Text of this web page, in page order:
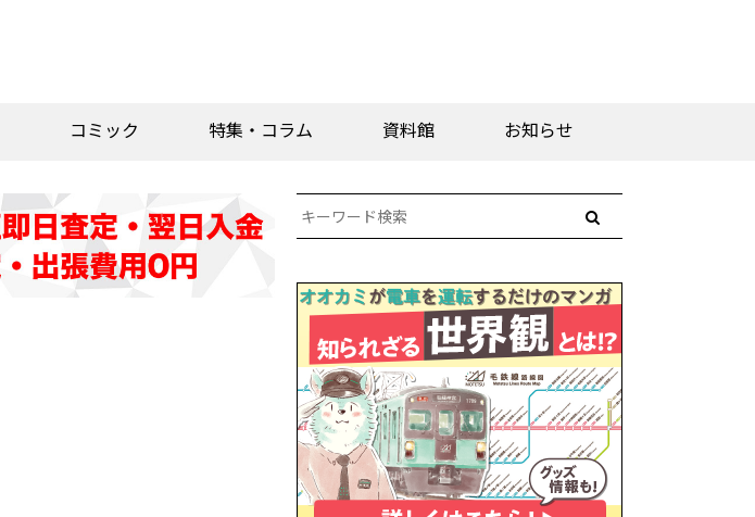
コミック 特集・コラム 資料館 お知らせ